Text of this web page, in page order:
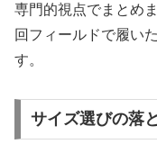
専門的視点でまとめ
回フィールドで履い
す。
サイズ選びの落